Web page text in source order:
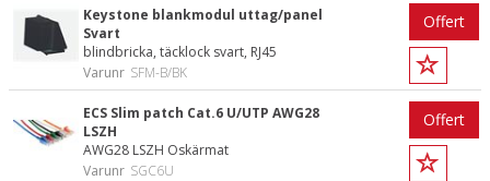
Keystone blankmodul uttag/panel
Svart
blindbricka, täcklock svart, RJ45
Varunr SFM-B/BK
Offert
ECS Slim patch Cat.6 U/UTP AWG28
LSZH
AWG28 LSZH Oskärmat
Varunr SGC6U
Offert